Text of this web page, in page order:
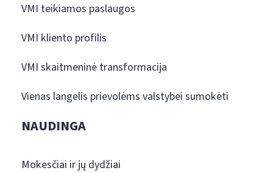
VMI teikiamos paslaugos
VMI kliento profilis
VMI skaitmeninė transformacija
Vienas langelis prievolėms valstybei sumokėti
NAUDINGA
Mokesčiai ir jų dydžiai